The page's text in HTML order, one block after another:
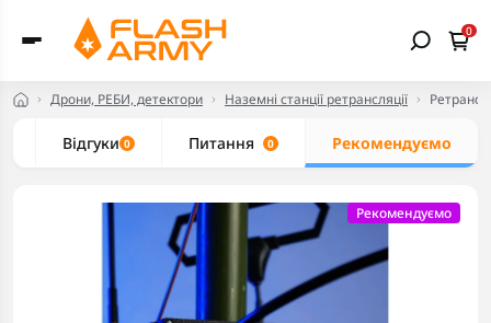
0
Дрони, РЕБИ, детектори Наземні станції ретрансляції
Відгуки 0 Питання 0 Рекомендуємо
Рекомендуємо